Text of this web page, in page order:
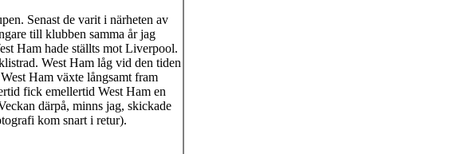
Senast de varit i närheten av
till klubben samma år jag
Ham hade ställts mot Liverpool.
West Ham låg vid den tiden
Ham växte långsamt fram
fick emellertid West Ham en
därpå, minns jag, skickade
kom snart i retur).